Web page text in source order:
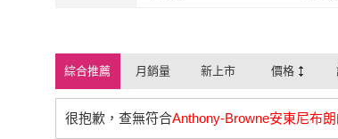
綜合推薦 月銷量 新上市 價格
很抱歉，查無符合Anthony-Browne安東尼布朗